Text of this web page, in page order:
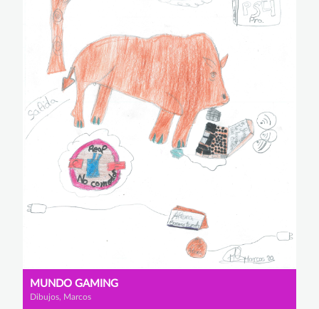
MUNDO GAMING
Dibujos, Marcos